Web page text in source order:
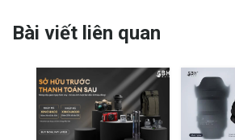
Bài viết liên quan